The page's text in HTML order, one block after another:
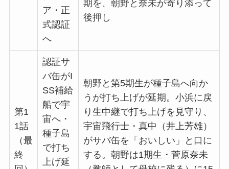
ア・正
式認証
へ
期を、朝野と奈未が寄り添って
後押し
第1
1話
（最
終
認証サ
バ缶がI
SS補給
船で宇
宙へ・
種子島
で打ち
上げ延
朝野と第5期生が種子島へ向か
うが打ち上げが延期。小浜に戻
り生中継で打ち上げを見守り、
宇宙飛行士・真中（井上芳雄）
がサバ缶を「おいしい」と口に
する。朝野は1期生・菅原奈未